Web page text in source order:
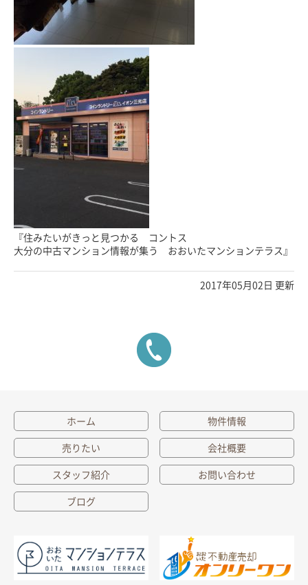
『住みたいがきっと見つかる コントス
大分の中古マンション情報が集う おおいたマンションテラス』
2017年05月02日 更新
ホーム
物件情報
売りたい
会社概要
スタッフ紹介
お問い合わせ
ブログ